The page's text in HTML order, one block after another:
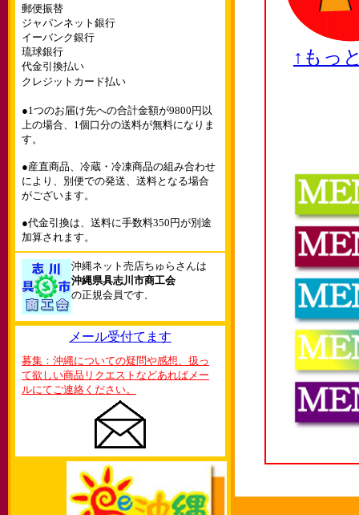
郵便振替
ジャパンネット銀行
イーバンク銀行
琉球銀行
代金引換払い
クレジットカード払い
●1つのお届け先への合計金額が9800円以
上の場合、1個口分の送料が無料になりま
す。
●産直商品、冷蔵・冷凍商品の組み合わせ
により、別便での発送、送料となる場合
がございます。
●代金引換は、送料に手数料350円が別途
加算されます。
沖縄ネット売店ちゅらさんは
沖縄県具志川市商工会
の正規会員です。
メール受付てます
募集：沖縄についての疑問や感想、扱っ
て欲しい商品リクエストなどあればメー
ルにてご連絡ください。
↑もっ